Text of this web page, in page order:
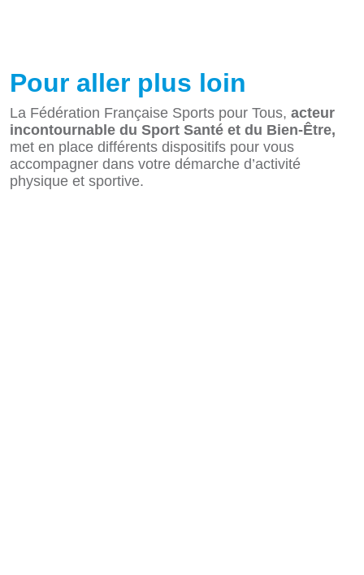
Pour aller plus loin
La Fédération Française Sports pour Tous, acteur
incontournable du Sport Santé et du Bien-Être,
met en place différents dispositifs pour vous
accompagner dans votre démarche d’activité
physique et sportive.